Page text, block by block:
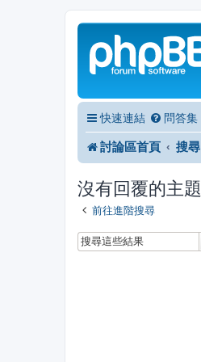
快速連結 問答集
討論區首頁 搜尋
沒有回覆的主題
前往進階搜尋